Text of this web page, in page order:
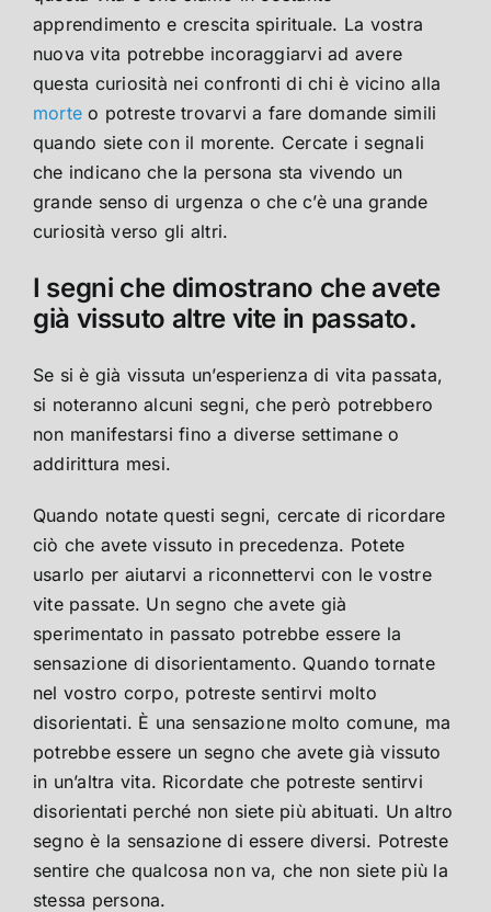
apprendimento e crescita spirituale. La vostra
nuova vita potrebbe incoraggiarvi ad avere
questa curiosità nei confronti di chi è vicino alla
morte o potreste trovarvi a fare domande simili
quando siete con il morente. Cercate i segnali
che indicano che la persona sta vivendo un
grande senso di urgenza o che c’è una grande
curiosità verso gli altri.
I segni che dimostrano che avete
già vissuto altre vite in passato.
Se si è già vissuta un’esperienza di vita passata,
si noteranno alcuni segni, che però potrebbero
non manifestarsi fino a diverse settimane o
addirittura mesi.
Quando notate questi segni, cercate di ricordare
ciò che avete vissuto in precedenza. Potete
usarlo per aiutarvi a riconnettervi con le vostre
vite passate. Un segno che avete già
sperimentato in passato potrebbe essere la
sensazione di disorientamento. Quando tornate
nel vostro corpo, potreste sentirvi molto
disorientati. È una sensazione molto comune, ma
potrebbe essere un segno che avete già vissuto
in un’altra vita. Ricordate che potreste sentirvi
disorientati perché non siete più abituati. Un altro
segno è la sensazione di essere diversi. Potreste
sentire che qualcosa non va, che non siete più la
stessa persona.